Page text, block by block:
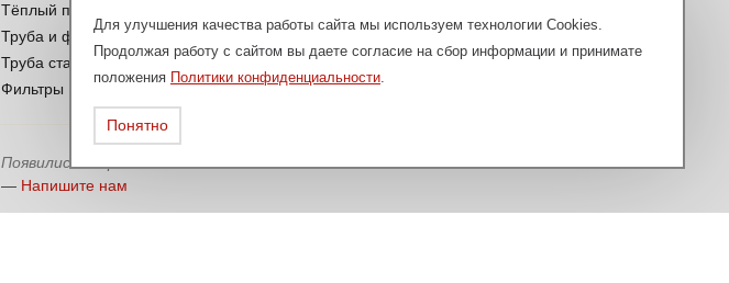
Тёплый пол
Труба и фитинги ППР
Труба стальная
Фильтры
Появились вопросы?
— Напишите нам
Для улучшения качества работы сайта мы используем технологии Cookies.
Продолжая работу с сайтом вы даете согласие на сбор информации и принимате
положения Политики конфиденциальности.
Понятно